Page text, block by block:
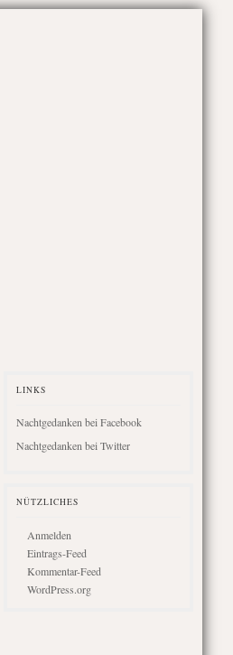
LINKS
Nachtgedanken bei Facebook
Nachtgedanken bei Twitter
NÜTZLICHES
Anmelden
Eintrags-Feed
Kommentar-Feed
WordPress.org